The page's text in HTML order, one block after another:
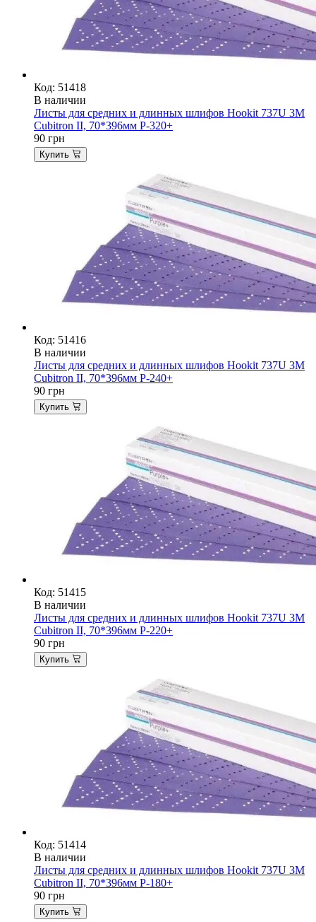
Код: 51418
В наличии
Листы для средних и длинных шлифов Hookit 737U 3M
Cubitron II, 70*396мм P-320+
90 грн
Купить
Код: 51416
В наличии
Листы для средних и длинных шлифов Hookit 737U 3M
Cubitron II, 70*396мм P-240+
90 грн
Купить
Код: 51415
В наличии
Листы для средних и длинных шлифов Hookit 737U 3M
Cubitron II, 70*396мм P-220+
90 грн
Купить
Код: 51414
В наличии
Листы для средних и длинных шлифов Hookit 737U 3M
Cubitron II, 70*396мм P-180+
90 грн
Купить